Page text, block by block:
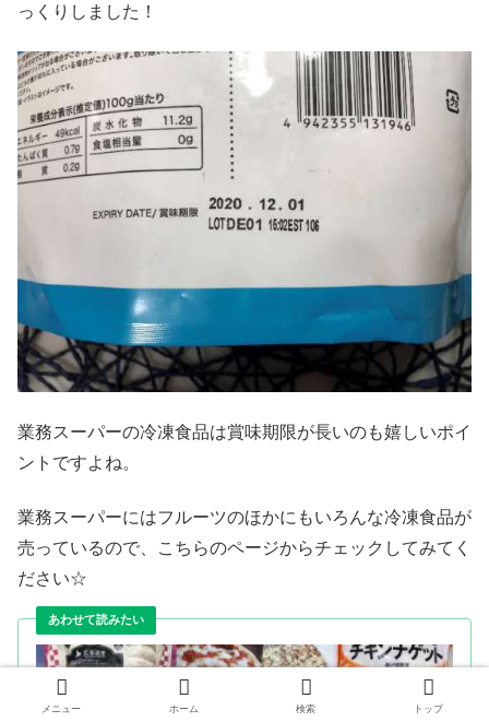
っくりしました！
業務スーパーの冷凍食品は賞味期限が長いのも嬉しいポイ
ントですよね。
業務スーパーにはフルーツのほかにもいろんな冷凍食品が
売っているので、こちらのページからチェックしてみてく
ださい☆
メニュー ホーム 検索 トップ